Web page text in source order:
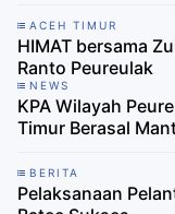
ACEH TIMUR
HIMAT bersama
Ranto Peureulak
NEWS
KPA Wilayah
Timur Berasal
BERITA
Pelaksanaan